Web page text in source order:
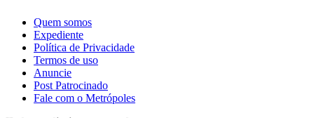
Quem somos
Expediente
Política de Privacidade
Termos de uso
Anuncie
Post Patrocinado
Fale com o Metrópoles